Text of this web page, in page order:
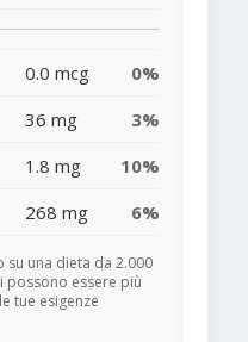
0.0 mcg
0%
36 mg
3%
1.8 mg
10%
268 mg 6%
una dieta da 2.000
possono essere più
tue esigenze